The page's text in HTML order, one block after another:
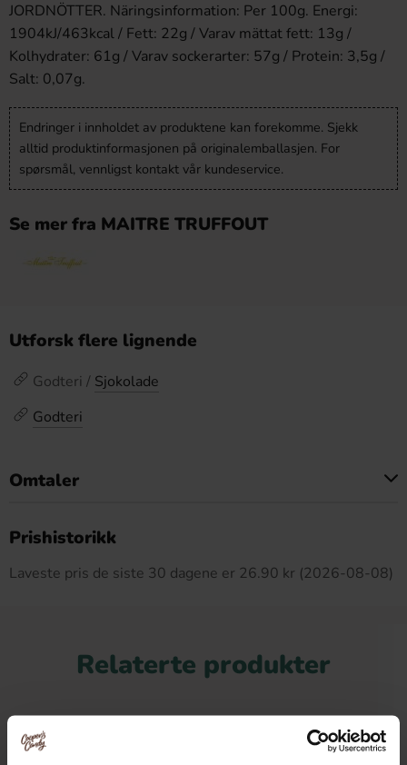
JORDNÖTTER. Näringsinformation: Per 100g. Energi:
1904kJ/463kcal / Fett: 22g / Varav mättat fett: 13g /
Kolhydrater: 61g / Varav sockerarter: 57g / Protein: 3,5g /
Salt: 0,07g.
Endringer i innholdet av produktene kan forekomme. Sjekk
alltid produktinformasjonen på originalemballasjen. For
spørsmål, vennligst kontakt vår kundeservice.
Se mer fra MAITRE TRUFFOUT
Utforsk flere lignende
Godteri / Sjokolade
Godteri
Omtaler
Prishistorikk
Laveste pris de siste 30 dagene er 26.90 kr (2026-08-08)
Relaterte produkter